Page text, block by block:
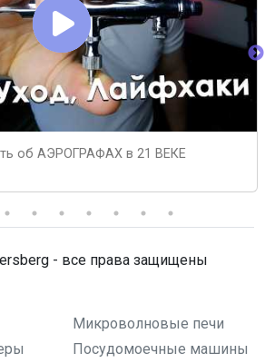
об АЭРОГРАФАХ в 21 ВЕКЕ
- все права защищены
Микроволновые печи
Посудомоечные машины